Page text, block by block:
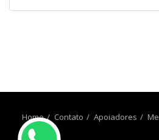
Home Contato Apoiadores